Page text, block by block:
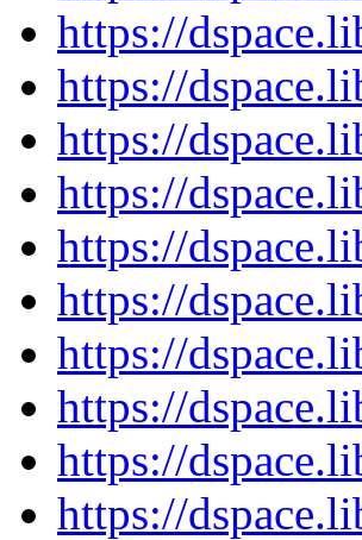
https://
https://
https://
https://
https://
https://
https://
https://
https://
https://